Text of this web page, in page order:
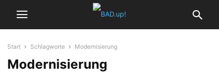
Start Schlagworte Modernisierung
Modernisierung